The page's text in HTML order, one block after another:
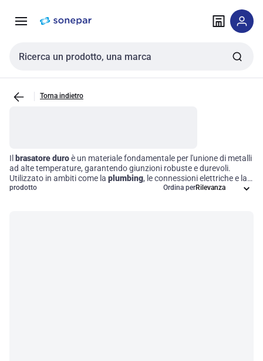
navigazione alla
Cerca input
Torna indietro
Il brasatore duroè un materiale fondamentale per l'unione di metalli
ad alte temperature, garantendo giunzioni robuste e durevoli.
Utilizzato in ambiti come la plumbing, le connessioni elettriche e la
lavorazione dei metalli, questo tipo di saldatura presenta un punto
prodotto Ordina per